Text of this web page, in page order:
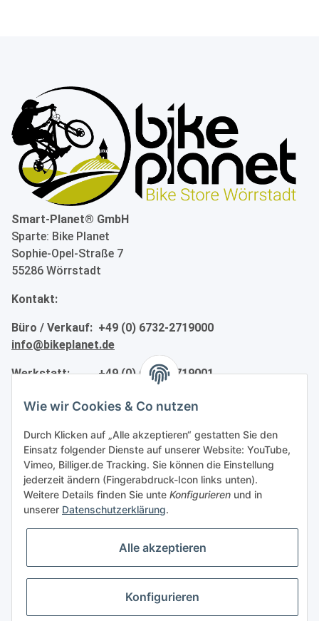
Smart-Planet® GmbH
Sparte: Bike Planet
Sophie-Opel-Straße 7
55286 Wörrstadt
Kontakt:
Büro / Verkauf: +49 (0) 6732-2719000
info@bikeplanet.de
Werkstatt: +49 (0) 6732-2719001
Gesetzliche Informationen
Partner
Vertrag widerrufen
Wie wir Cookies & Co nutzen
Durch Klicken auf „Alle akzeptieren“ gestatten Sie den
Einsatz folgender Dienste auf unserer Website: YouTube,
Vimeo, Billiger.de Tracking. Sie können die Einstellung
jederzeit ändern (Fingerabdruck-Icon links unten).
Weitere Details finden Sie unte Konfigurieren und in
unserer Datenschutzerklärung.
Alle akzeptieren
Konfigurieren